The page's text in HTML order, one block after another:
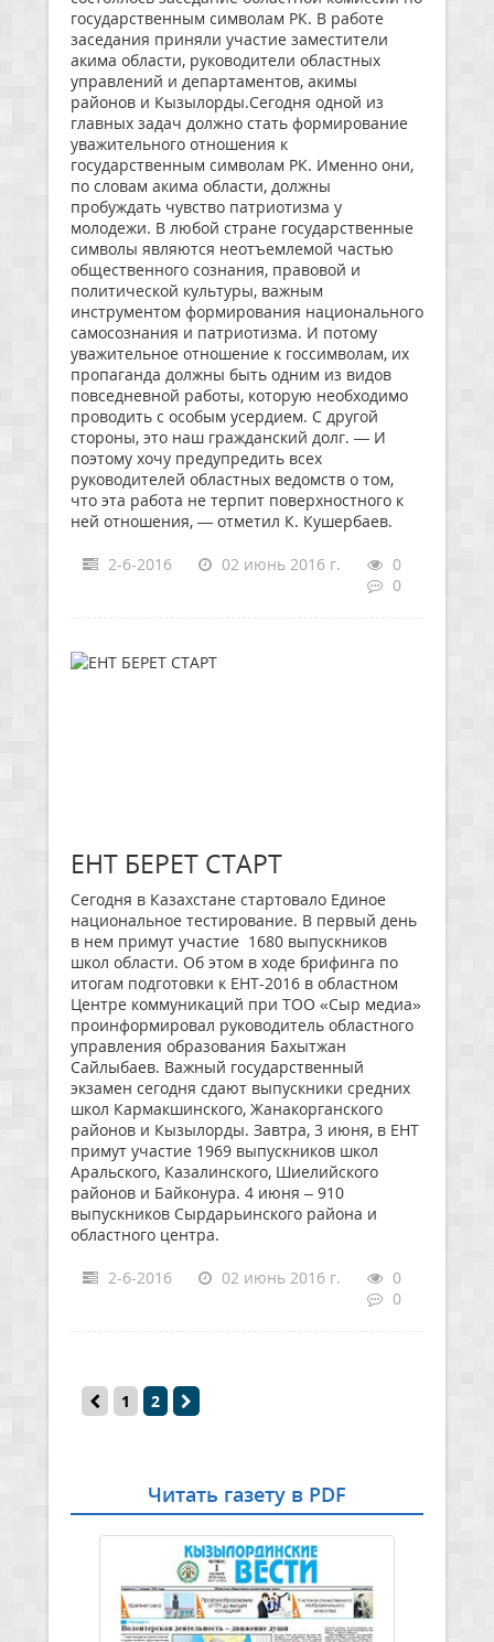
государственным символам РК. В работе
заседания приняли участие заместители
акима области, руководители областных
управлений и департаментов, акимы
районов и Кызылорды.Сегодня одной из
главных задач должно стать формирование
уважительного отношения к
государственным символам РК. Именно они,
по словам акима области, должны
пробуждать чувство патриотизма у
молодежи. В любой стране государственные
символы являются неотъемлемой частью
общественного сознания, правовой и
политической культуры, важным
инструментом формирования национального
самосознания и патриотизма. И потому
уважительное отношение к госсимволам, их
пропаганда должны быть одним из видов
повседневной работы, которую необходимо
проводить с особым усердием. С другой
стороны, это наш гражданский долг. — И
поэтому хочу предупредить всех
руководителей областных ведомств о том,
что эта работа не терпит поверхностного к
ней отношения, — отметил К. Кушербаев.
2-6-2016 02 июнь 2016 г.
0
0
ЕНТ БЕРЕТ СТАРТ
Сегодня в Казахстане стартовало Единое
национальное тестирование. В первый день
в нем примут участие 1680 выпускников
школ области. Об этом в ходе брифинга по
итогам подготовки к ЕНТ-2016 в областном
Центре коммуникаций при ТОО «Сыр медиа»
проинформировал руководитель областного
управления образования Бахытжан
Сайлыбаев. Важный государственный
экзамен сегодня сдают выпускники средних
школ Кармакшинского, Жанакорганского
районов и Кызылорды. Завтра, 3 июня, в ЕНТ
примут участие 1969 выпускников школ
Аральского, Казалинского, Шиелийского
районов и Байконура. 4 июня – 910
выпускников Сырдарьинского района и
областного центра.
2-6-2016 02 июнь 2016 г.
0
0
1 2
Читать газету в PDF